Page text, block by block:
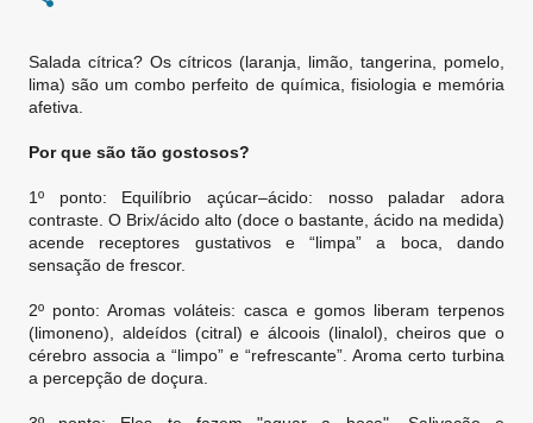
Salada cítrica? Os cítricos (laranja, limão, tangerina, pomelo,
lima) são um combo perfeito de química, fisiologia e memória
afetiva.
Por que são tão gostosos?
1º ponto: Equilíbrio açúcar–ácido: nosso paladar adora
contraste. O Brix/ácido alto (doce o bastante, ácido na medida)
acende receptores gustativos e “limpa” a boca, dando
sensação de frescor.
2º ponto: Aromas voláteis: casca e gomos liberam terpenos
(limoneno), aldeídos (citral) e álcoois (linalol), cheiros que o
cérebro associa a “limpo” e “refrescante”. Aroma certo turbina
a percepção de doçura.